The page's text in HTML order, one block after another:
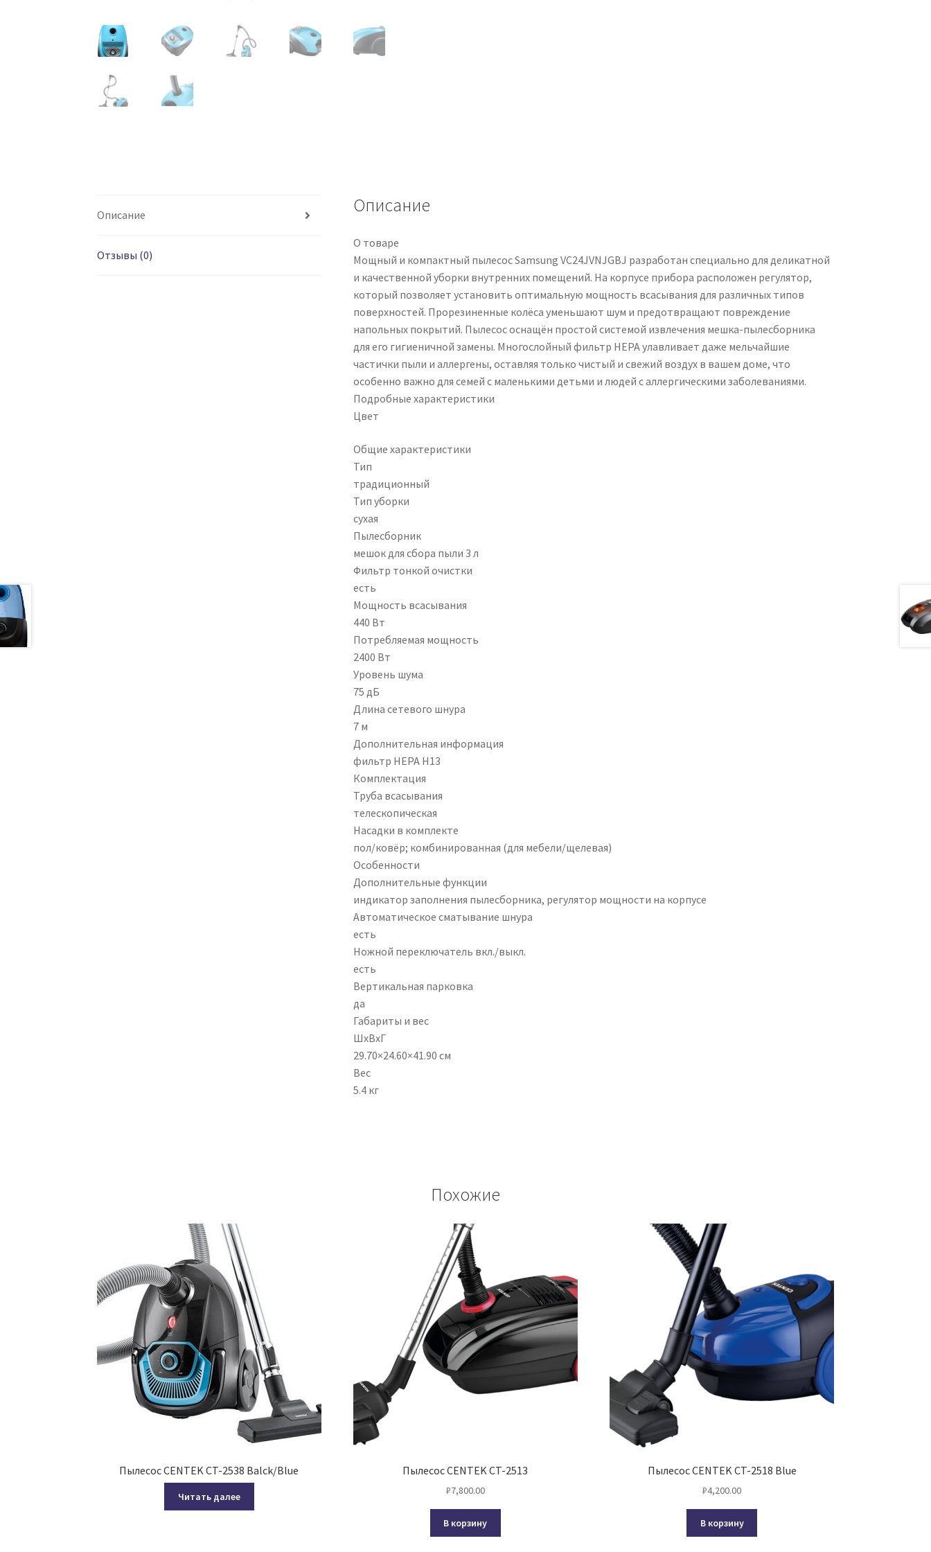
Описание
Отзывы (0)
Описание
О товаре
Мощный и компактный пылесос Samsung VC24JVNJGBJ разработан специально для деликатной
и качественной уборки внутренних помещений. На корпусе прибора расположен регулятор,
который позволяет установить оптимальную мощность всасывания для различных типов
поверхностей. Прорезиненные колёса уменьшают шум и предотвращают повреждение
напольных покрытий. Пылесос оснащён простой системой извлечения мешка-пылесборника
для его гигиеничной замены. Многослойный фильтр HEPA улавливает даже мельчайшие
частички пыли и аллергены, оставляя только чистый и свежий воздух в вашем доме, что
особенно важно для семей с маленькими детьми и людей с аллергическими заболеваниями.
Подробные характеристики
Цвет
Общие характеристики
Тип
традиционный
Тип уборки
сухая
Пылесборник
мешок для сбора пыли 3 л
Фильтр тонкой очистки
есть
Мощность всасывания
440 Вт
Потребляемая мощность
2400 Вт
Уровень шума
75 дБ
Длина сетевого шнура
7 м
Дополнительная информация
фильтр HEPA H13
Комплектация
Труба всасывания
телескопическая
Насадки в комплекте
пол/ковёр; комбинированная (для мебели/щелевая)
Особенности
Дополнительные функции
индикатор заполнения пылесборника, регулятор мощности на корпусе
Автоматическое сматывание шнура
есть
Ножной переключатель вкл./выкл.
есть
Вертикальная парковка
да
Габариты и вес
ШхВхГ
29.70×24.60×41.90 см
Вес
5.4 кг
Похожие
Пылесос CENTEK CT-2538 Balck/Blue
Читать далее
Пылесос CENTEK CT-2513
₽7,800.00
В корзину
Пылесос CENTEK CT-2518 Blue
₽4,200.00
В корзину